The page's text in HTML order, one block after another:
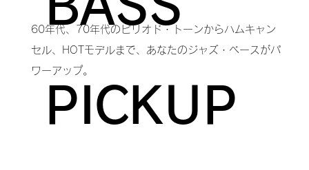
PICKUP
60年代、70年代のピリオド・トーンからハムキャン
セル、HOTモデルまで、あなたのジャズ・ベースがパ
ワーアップ。